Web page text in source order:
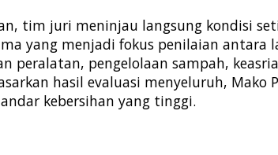
tim juri meninjau langsung kondisi
yang menjadi fokus penilaian antara
peralatan, pengelolaan sampah,
hasil evaluasi menyeluruh, Mako
kebersihan yang tinggi.